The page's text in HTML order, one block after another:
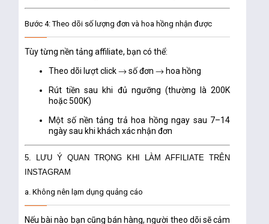
Bước 4: Theo dõi số lượng đơn và hoa hồng nhận được
Tùy từng nền tảng affiliate, bạn có thể:
Theo dõi lượt click → số đơn → hoa hồng
Rút tiền sau khi đủ ngưỡng (thường là 200K
hoặc 500K)
Một số nền tảng trả hoa hồng ngay sau 7–14
ngày sau khi khách xác nhận đơn
5. LƯU Ý QUAN TRỌNG KHI LÀM AFFILIATE TRÊN
INSTAGRAM
a. Không nên lạm dụng quảng cáo
Nếu bài nào bạn cũng bán hàng, người theo dõi sẽ cảm